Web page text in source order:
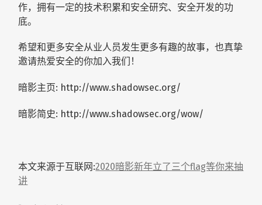
作，拥有一定的技术积累和安全研究、安全开发的功
底。
希望和更多安全从业人员发生更多有趣的故事，也真挚
邀请热爱安全的你加入我们！
暗影主页: http://www.shadowsec.org/
暗影简史: http://www.shadowsec.org/wow/
本文来源于互联网:2020暗影新年立了三个flag等你来抽
讲